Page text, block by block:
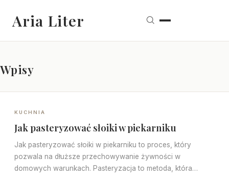
Aria Liter
Wpisy
KUCHNIA
Jak pasteryzować słoiki w piekarniku
Jak pasteryzować słoiki w piekarniku to proces, który
pozwala na dłuższe przechowywanie żywności w
domowych warunkach. Pasteryzacja to metoda, która